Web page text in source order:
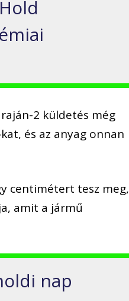
2 küldetés még
és az anyag onnan
centimétert tesz meg,
amit a jármű
nap